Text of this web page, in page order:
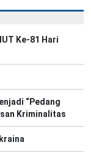
Ke-81 Hari
“Pedang
Kriminalitas